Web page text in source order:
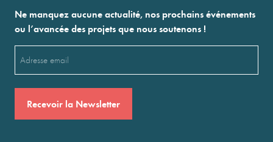
Ne manquez aucune actualité, nos prochains événements
ou l’avancée des projets que nous soutenons !
(Nécessaire)